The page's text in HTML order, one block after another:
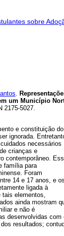
um Município
2175-5027.
e constituição do
ignorada.
necessários
crianças e
contemporâneo.
família para
Foram
14 e 17 anos, e os
ligada à
tais elementos,
ainda mostram
e não é
desenvolvidas
resultados;